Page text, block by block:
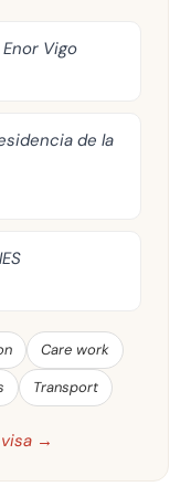
Vigo
de la
Care work
Transport
→